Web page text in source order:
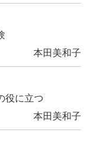
本田美和子
役に立つ
本田美和子